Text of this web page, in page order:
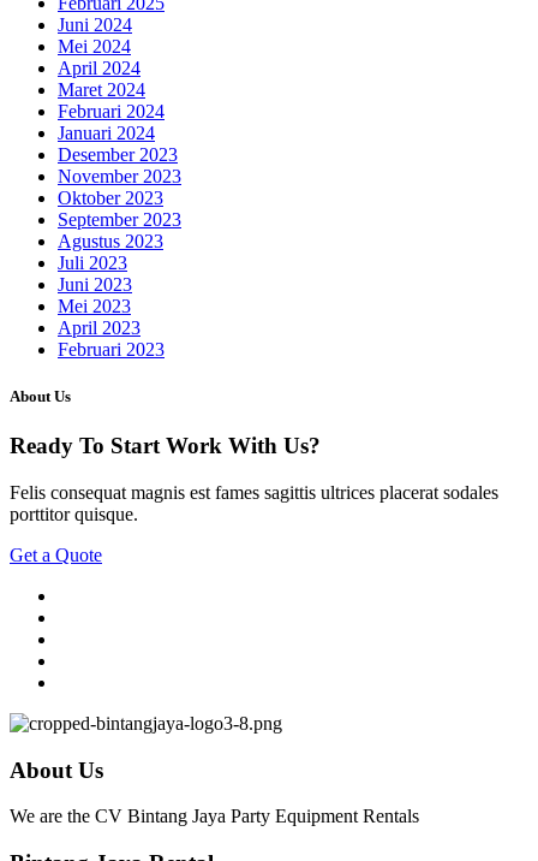
Juni 2024
Mei 2024
April 2024
Maret 2024
Februari 2024
Januari 2024
Desember 2023
November 2023
Oktober 2023
September 2023
Agustus 2023
Juli 2023
Juni 2023
Mei 2023
April 2023
Februari 2023
About Us
Ready To StartWork With Us?
Felis consequat magnis est fames sagittis ultrices placerat sodales
porttitor quisque.
Get a Quote
About Us
We are the CV Bintang Jaya Party Equipment Rentals